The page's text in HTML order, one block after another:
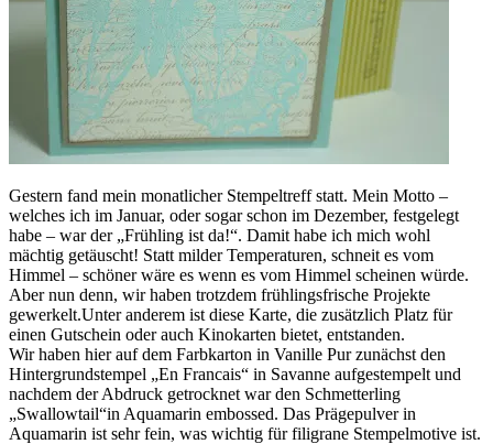
Gestern fand mein monatlicher Stempeltreff statt. Mein Motto –
welches ich im Januar, oder sogar schon im Dezember, festgelegt
habe – war der „Frühling ist da!“. Damit habe ich mich wohl
mächtig getäuscht! Statt milder Temperaturen, schneit es vom
Himmel – schöner wäre es wenn es vom Himmel scheinen würde.
Aber nun denn, wir haben trotzdem frühlingsfrische Projekte
gewerkelt.Unter anderem ist diese Karte, die zusätzlich Platz für
einen Gutschein oder auch Kinokarten bietet, entstanden.
Wir haben hier auf dem Farbkarton in Vanille Pur zunächst den
Hintergrundstempel „En Francais“ in Savanne aufgestempelt und
nachdem der Abdruck getrocknet war den Schmetterling
„Swallowtail“in Aquamarin embossed. Das Prägepulver in
Aquamarin ist sehr fein, was wichtig für filigrane Stempelmotive ist.